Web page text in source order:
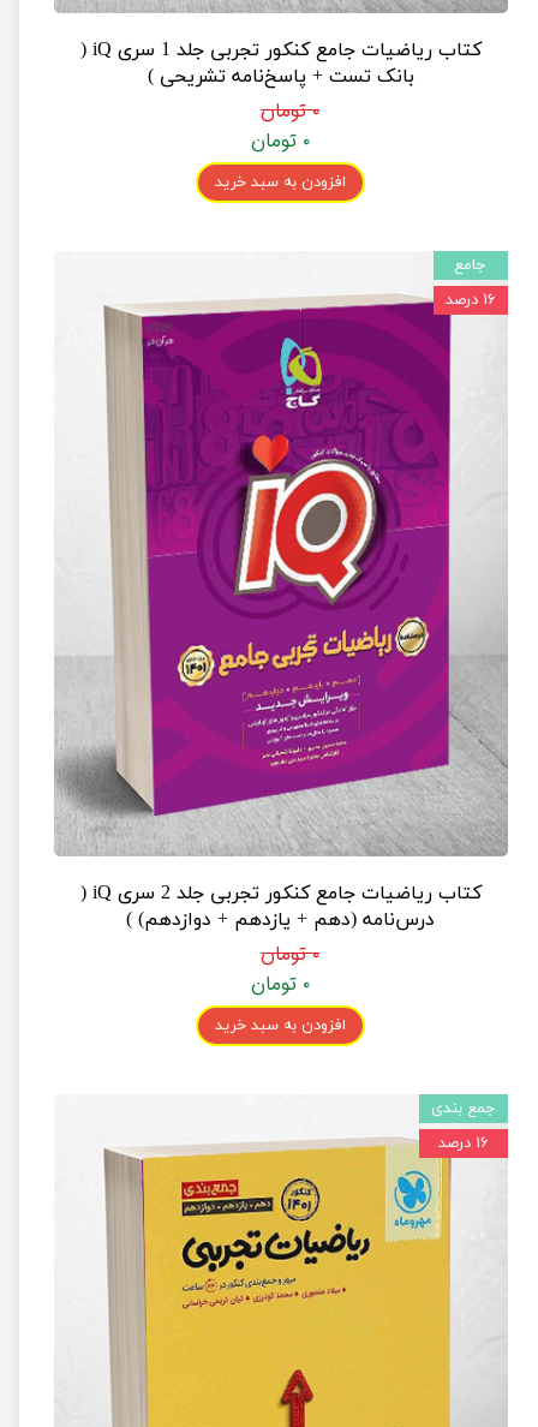
کتاب ریاضیات جامع کنکور تجربی جلد 1 سری iQ (
بانک تست + پاسخ‌نامه تشریحی )
۰ تومان
۰ تومان
افزودن به سبد خرید
کتاب ریاضیات جامع کنکور تجربی جلد 2 سری iQ (
درس‌نامه (دهم + یازدهم + دوازدهم) )
۰ تومان
۰ تومان
افزودن به سبد خرید
جامع
۱۶ درصد
جمع بندی
۱۶ درصد